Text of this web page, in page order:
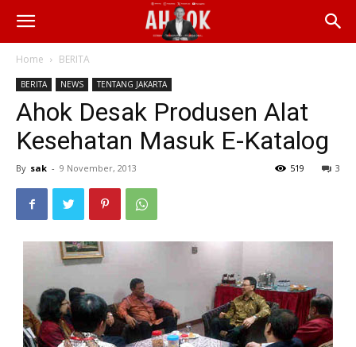
Home BERITA
BERITA NEWS TENTANG JAKARTA
Ahok Desak Produsen Alat
Kesehatan Masuk E-Katalog
By sak - 9 November, 2013 3
519